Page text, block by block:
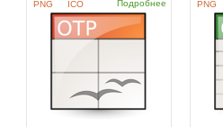
PNG ICO Подробнее PNG